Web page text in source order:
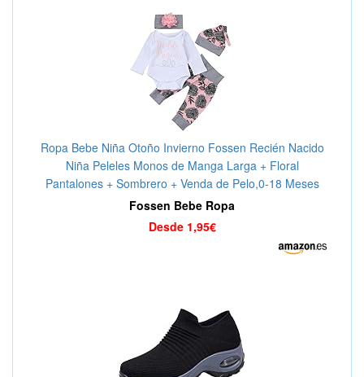
Ropa Bebe Niña Otoño Invierno Fossen Recién Nacido
Niña Peleles Monos de Manga Larga + Floral
Pantalones + Sombrero + Venda de Pelo,0-18 Meses
Bebé Ropa
Fossen Bebe Ropa
Desde 1,95€